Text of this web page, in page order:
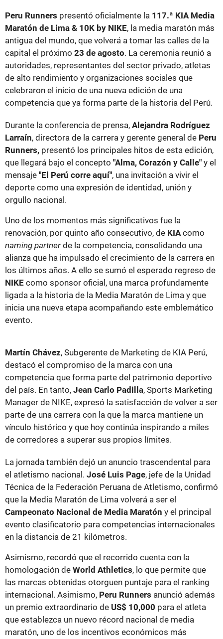
Peru Runners presentó oficialmente la 117.ª KIA Media
Maratón de Lima & 10K by NIKE, la media maratón más
antigua del mundo, que volverá a tomar las calles de la
capital el próximo 23 de agosto. La ceremonia reunió a
autoridades, representantes del sector privado, atletas
de alto rendimiento y organizaciones sociales que
celebraron el inicio de una nueva edición de una
competencia que ya forma parte de la historia del Perú.
Durante la conferencia de prensa, Alejandra Rodríguez
Larraín, directora de la carrera y gerente general de Peru
Runners, presentó los principales hitos de esta edición,
que llegará bajo el concepto "Alma, Corazón y Calle" y el
mensaje "El Perú corre aquí", una invitación a vivir el
deporte como una expresión de identidad, unión y
orgullo nacional.
Uno de los momentos más significativos fue la
renovación, por quinto año consecutivo, de KIA como
naming partner de la competencia, consolidando una
alianza que ha impulsado el crecimiento de la carrera en
los últimos años. A ello se sumó el esperado regreso de
NIKE como sponsor oficial, una marca profundamente
ligada a la historia de la Media Maratón de Lima y que
inicia una nueva etapa acompañando este emblemático
evento.
Martín Chávez, Subgerente de Marketing de KIA Perú,
destacó el compromiso de la marca con una
competencia que forma parte del patrimonio deportivo
del país. En tanto, Jean Carlo Padilla, Sports Marketing
Manager de NIKE, expresó la satisfacción de volver a ser
parte de una carrera con la que la marca mantiene un
vínculo histórico y que hoy continúa inspirando a miles
de corredores a superar sus propios límites.
La jornada también dejó un anuncio trascendental para
el atletismo nacional. José Luis Page, jefe de la Unidad
Técnica de la Federación Peruana de Atletismo, confirmó
que la Media Maratón de Lima volverá a ser el
Campeonato Nacional de Media Maratón y el principal
evento clasificatorio para competencias internacionales
en la distancia de 21 kilómetros.
Asimismo, recordó que el recorrido cuenta con la
homologación de World Athletics, lo que permite que
las marcas obtenidas otorguen puntaje para el ranking
internacional. Asimismo, Peru Runners anunció además
un premio extraordinario de US$ 10,000 para el atleta
que establezca un nuevo récord nacional de media
maratón, uno de los incentivos económicos más